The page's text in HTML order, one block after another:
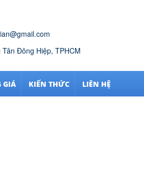
Đông Hiệp, TPHCM
GIÁ KIẾN THỨC LIÊN HỆ